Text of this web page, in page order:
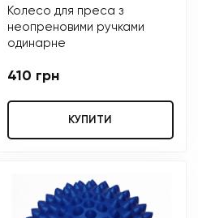
Колесо для преса з
неопреновими ручками
одинарне
410 грн
КУПИТИ